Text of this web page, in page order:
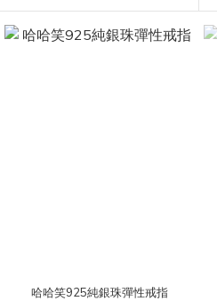
哈哈笑925純銀珠彈性戒指